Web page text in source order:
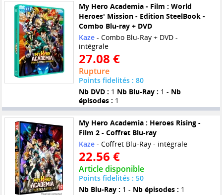
My Hero Academia - Film : World
Heroes' Mission - Edition SteelBook -
Combo Blu-ray + DVD
Kaze- Combo Blu-Ray + DVD -
intégrale
27.08 €
Rupture
Points fidelités : 80
Nb DVD : 1 Nb Blu-Ray : 1 - Nb
épisodes : 1
My Hero Academia : Heroes Rising -
Film 2 - Coffret Blu-ray
Kaze- Coffret Blu-Ray - intégrale
22.56 €
Article disponible
Points fidelités : 50
Nb Blu-Ray : 1 - Nb épisodes : 1